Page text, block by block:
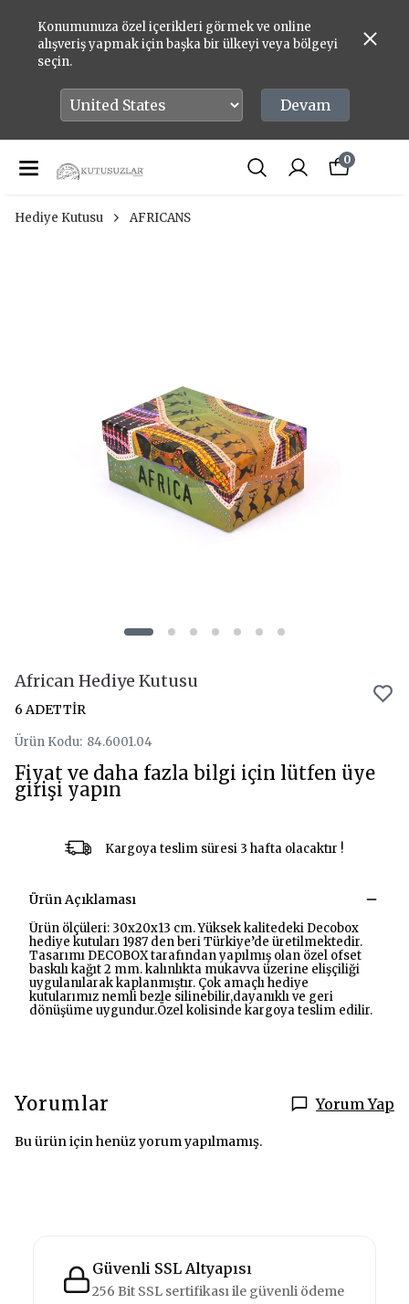
Konumunuza özel içerikleri görmek ve online
alışveriş yapmak için başka bir ülkeyi veya bölgeyi
seçin.
Devam
0
Hediye Kutusu AFRICANS
African Hediye Kutusu
6 ADETTİR
Ürün Kodu: 84.6001.04
Fiyat ve daha fazla bilgi için lütfen üye
girişi yapın
Kargoya teslim süresi 3 hafta olacaktır !
Ürün Açıklaması
Ürün ölçüleri: 30x20x13 cm. Yüksek kalitedeki Decobox
hediye kutuları 1987 den beri Türkiye’de üretilmektedir.
Tasarımı DECOBOX tarafından yapılmış olan özel ofset
baskılı kağıt 2 mm. kalınlıkta mukavva üzerine elişçiliği
uygulanılarak kaplanmıştır. Çok amaçlı hediye
kutularımız nemli bezle silinebilir,dayanıklı ve geri
dönüşüme uygundur.Özel kolisinde kargoya teslim edilir.
Yorumlar Yorum Yap
Bu ürün için henüz yorum yapılmamış.
Güvenli SSL Altyapısı
256 Bit SSL sertifikası ile güvenli ödeme